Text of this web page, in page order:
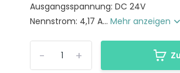
Ausgangsspannung: DC 24V
Nennstrom: 4,17 A... Mehr anzeigen
+
-